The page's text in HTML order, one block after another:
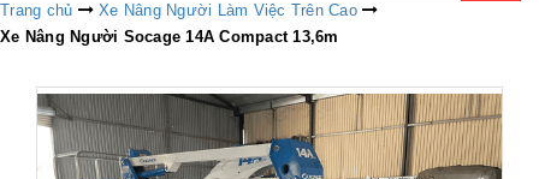
Trang chủ
Xe Nâng Người Làm Việc Trên Cao
Xe Nâng Người Socage 14A Compact 13,6m